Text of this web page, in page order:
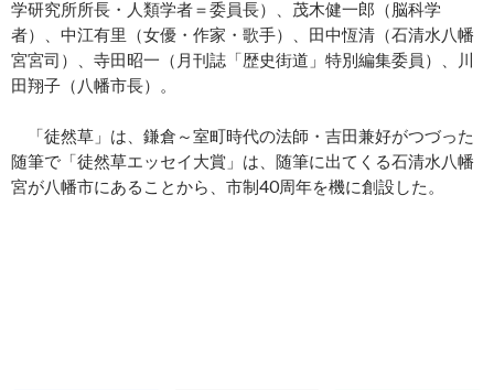
学研究所所長・人類学者＝委員長）、茂木健一郎（脳科学
者）、中江有里（女優・作家・歌手）、田中恆清（石清水八幡
宮宮司）、寺田昭一（月刊誌「歴史街道」特別編集委員）、川
田翔子（八幡市長）。
「徒然草」は、鎌倉～室町時代の法師・吉田兼好がつづった
随筆で「徒然草エッセイ大賞」は、随筆に出てくる石清水八幡
宮が八幡市にあることから、市制40周年を機に創設した。